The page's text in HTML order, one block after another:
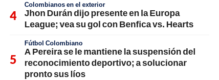
Colombianos en el exterior
Jhon Durán dijo presente en la Europa
League; vea su gol con Benfica vs. Hearts
Fútbol Colombiano
A Pereira se le mantiene la suspensión del
reconocimiento deportivo; a solucionar
pronto sus líos